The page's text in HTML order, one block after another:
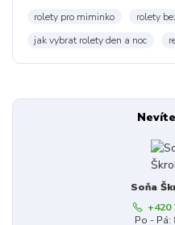
rolety pro miminko
rolety
jak vybrat rolety den a noc
Soňa
+420
Po - Pá: